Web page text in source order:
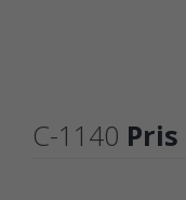
C-1140 Pris